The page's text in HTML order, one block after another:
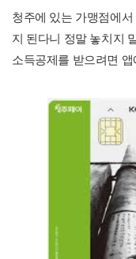
청주에 있는 가맹점에
지 된다니 정말 놓치지
소득공제를 받으려면